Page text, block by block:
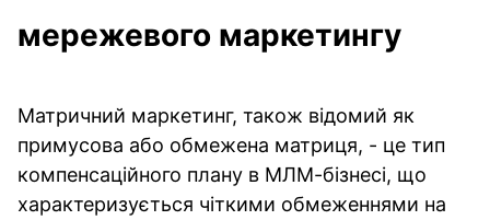
мережевого маркетингу
Матричний маркетинг, також відомий як
примусова або обмежена матриця, - це тип
компенсаційного плану в МЛМ-бізнесі, що
характеризується чіткими обмеженнями на